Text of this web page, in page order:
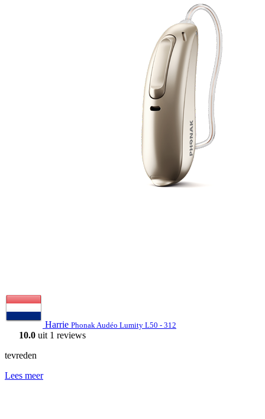
Harrie Phonak Audéo Lumity L50 - 312
10.0 uit 1 reviews
tevreden
Lees meer